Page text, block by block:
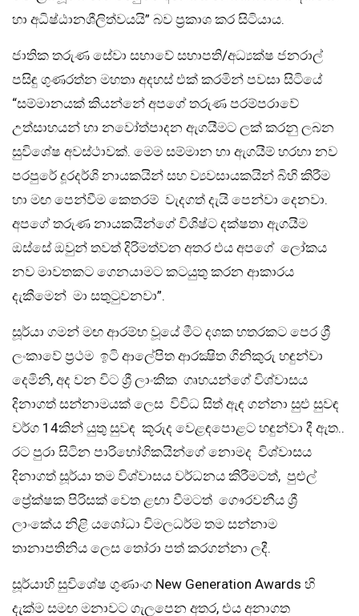
හා අධිෂ්ඨානශීලිත්වයයි” බව ප්‍රකාශ කර සිටියාය.
ජාතික තරුණ සේවා සභාවේ සභාපති/අධ්‍යක්ෂ ජනරාල්
පසිඳු ගුණරත්න මහතා අදහස් එක් කරමින් පවසා සිටියේ
“සම්මානයක් කියන්නේ අපගේ තරුණ පරම්පරාවේ
උත්සාහයන් හා නවෝත්පාදන ඇගයීමට ලක් කරනු ලබන
සුවිශේෂ අවස්ථාවක්. මෙම සම්මාන හා ඇගයීම් හරහා නව
පරපුරේ දූරදර්ශි නායකයින් සහ ව්‍යවසායකයින් බිහි කිරීම
හා මඟ පෙන්වීම කෙතරම් වැදගත් දැයි පෙන්වා දෙනවා.
අපගේ තරුණ නායකයින්ගේ විශිෂ්ට දක්ෂතා ඇගයීම
ඔස්සේ ඔවුන් තවත් දිරිමත්වන අතර එය අපගේ ලෝකය
නව මාවතකට ගෙනයාමට කටයුතු කරන ආකාරය
දැකීමෙන් මා සතුටුවනවා”.
සූර්යා ගමන් මඟ ආරම්භ වූයේ මීට දශක හතරකට පෙර ශ්‍රී
ලංකාවේ ප්‍රථම ඉටි ආලේපිත ආරක්‍ෂිත ගිනිකුරු හඳුන්වා
දෙමිනි, අද වන විට ශ්‍රී ලාංකික ගෘහයන්ගේ විශ්වාසය
දිනාගත් සන්නාමයක් ලෙස විවිධ සිත් ඇඳ ගන්නා සුළු සුවඳ
වර්ග 14කින් යුතු සුවඳ කූරුද වෙළඳපොළට හඳුන්වා දී ඇත..
රට පුරා සිටින පාරිභෝගිකයින්ගේ නොමද විශ්වාසය
දිනාගත් සූර්යා තම විශ්වාසය වර්ධනය කිරීමටත්, පුළුල්
ප්‍රේක්ෂක පිරිසක් වෙත ළඟා වීමටත් ගෞරවනීය ශ්‍රී
ලාංකේය නිළි යශෝධා විමලධර්ම තම සන්නාම
තානාපතිනිය ලෙස තෝරා පත් කරගන්නා ලදී.
සූර්යාහි සුවිශේෂ ගුණාංග New Generation Awards හි
දැක්ම සමඟ මනාවට ගැලපෙන අතර, එය අනාගත